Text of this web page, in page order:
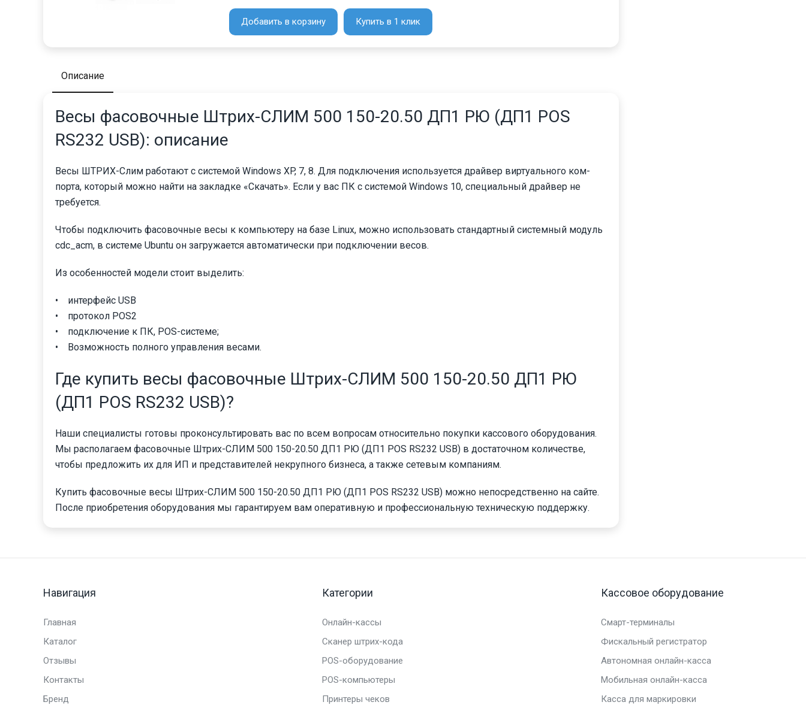
Добавить в корзину Купить в 1 клик
Описание
Весы фасовочные Штрих-СЛИМ 500 150-20.50 ДП1 РЮ (ДП1 POS
RS232 USB): описание
Весы ШТРИХ-Слим работают с системой Windows XP, 7, 8. Для подключения используется драйвер виртуального ком-
порта, который можно найти на закладке «Скачать». Если у вас ПК с системой Windows 10, специальный драйвер не
требуется.
Чтобы подключить фасовочные весы к компьютеру на базе Linux, можно использовать стандартный системный модуль
cdc_acm, в системе Ubuntu он загружается автоматически при подключении весов.
Из особенностей модели стоит выделить:
• интерфейс USB
• протокол POS2
• подключение к ПК, POS-системе;
• Возможность полного управления весами.
Где купить весы фасовочные Штрих-СЛИМ 500 150-20.50 ДП1 РЮ
(ДП1 POS RS232 USB)?
Наши специалисты готовы проконсультировать вас по всем вопросам относительно покупки кассового оборудования.
Мы располагаем фасовочные Штрих-СЛИМ 500 150-20.50 ДП1 РЮ (ДП1 POS RS232 USB) в достаточном количестве,
чтобы предложить их для ИП и представителей некрупного бизнеса, а также сетевым компаниям.
Купить фасовочные весы Штрих-СЛИМ 500 150-20.50 ДП1 РЮ (ДП1 POS RS232 USB) можно непосредственно на сайте.
После приобретения оборудования мы гарантируем вам оперативную и профессиональную техническую поддержку.
Навигация
Главная
Каталог
Отзывы
Контакты
Бренд
Категории
Онлайн-кассы
Сканер штрих-кода
POS-оборудование
POS-компьютеры
Принтеры чеков
Кассовое оборудование
Смарт-терминалы
Фискальный регистратор
Автономная онлайн-касса
Мобильная онлайн-касса
Касса для маркировки